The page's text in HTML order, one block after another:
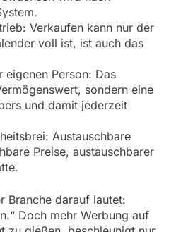
Verkaufen kann nur der
voll ist, ist auch das
Person: Das
sondern eine
und damit jederzeit
Austauschbare
Preise, austauschbarer
Branche darauf lautet:
Doch mehr Werbung auf